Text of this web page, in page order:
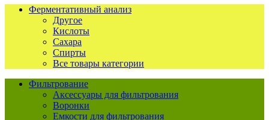
Ферментативный анализ
Другое
Кислоты
Сахара
Спирты
Все товары категории
Фильтрование
Аксессуары для фильтрования
Воронки
Емкости для фильтрования